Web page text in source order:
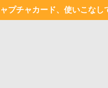
プチャカード、使いこなし